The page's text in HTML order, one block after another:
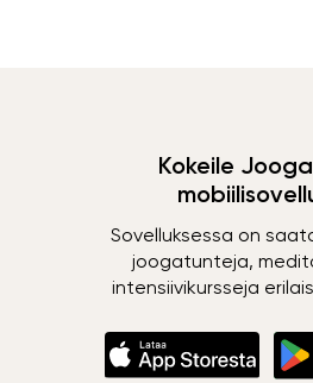
Kokeile
Sovelluksessa on
joogatunteja,
intensiivikursseja